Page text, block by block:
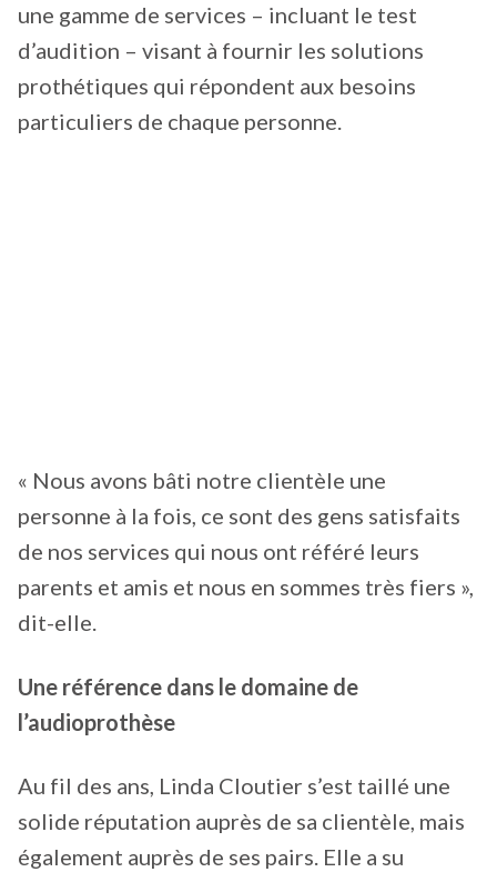
une gamme de services – incluant le test
d’audition – visant à fournir les solutions
prothétiques qui répondent aux besoins
particuliers de chaque personne.
« Nous avons bâti notre clientèle une
personne à la fois, ce sont des gens satisfaits
de nos services qui nous ont référé leurs
parents et amis et nous en sommes très fiers »,
dit-elle.
Une référence dans le domaine de
l’audioprothèse
Au fil des ans, Linda Cloutier s’est taillé une
solide réputation auprès de sa clientèle, mais
également auprès de ses pairs. Elle a su